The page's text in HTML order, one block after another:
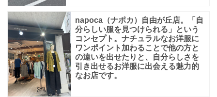
napoca（ナポカ）自由が丘店。「自
分らしい服を見つけられる」という
コンセプト。ナチュラルなお洋服に
ワンポイント加わることで他の方と
の違いを出せたりと、自分らしさを
引き出せるお洋服に出会える魅力的
なお店です。